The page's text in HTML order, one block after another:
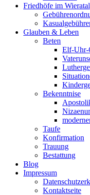
Friedhöfe im Wieratal
Glauben & Leben
Beten
Elf-Uhr-
Bekenntnise
Taufe
Konfirmation
Trauung
Bestattung
Blog
Impressum
Kontaktseite